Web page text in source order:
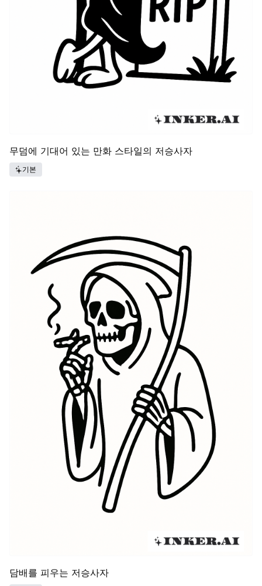
무덤에 기대어 있는 만화 스타일의 저승사자
기본
담배를 피우는 저승사자